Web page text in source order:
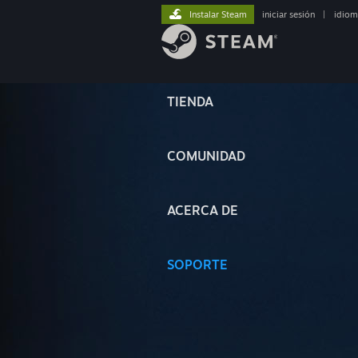
TIENDA
COMUNIDAD
ACERCA DE
SOPORTE
Instalar Steam iniciar sesión